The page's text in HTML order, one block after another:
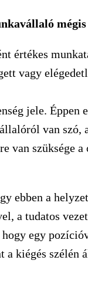
értékes
vagy
jele. Éppen
van szó,
van szüksége
ebben a
a tudatos
egy
a kiégés szélén